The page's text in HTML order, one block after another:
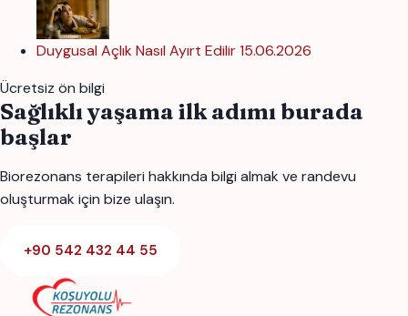
Duygusal Açlık Nasıl Ayırt Edilir15.06.2026
Ücretsiz ön bilgi
Sağlıklı yaşama ilk adımı burada
başlar
Biorezonans terapileri hakkında bilgi almak ve randevu
oluşturmak için bize ulaşın.
+90 542 432 44 55